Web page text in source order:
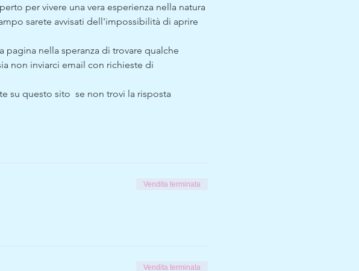
per vivere una vera esperienza nella natura
sarete avvisati dell'impossibilità di aprire
pagina nella speranza di trovare qualche
non inviarci email con richieste di
su questo sito  se non trovi la risposta
Vendita terminata
Vendita terminata